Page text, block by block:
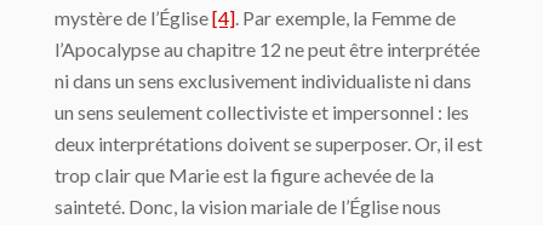
mystère de l’Église[4]. Par exemple, la Femme de
l’Apocalypse au chapitre 12 ne peut être interprétée
ni dans un sens exclusivement individualiste ni dans
un sens seulement collectiviste et impersonnel : les
deux interprétations doivent se superposer. Or, il est
trop clair que Marie est la figure achevée de la
sainteté. Donc, la vision mariale de l’Église nous